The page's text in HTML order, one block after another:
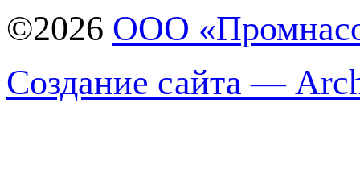
©2026 ООО
Создание сайта —